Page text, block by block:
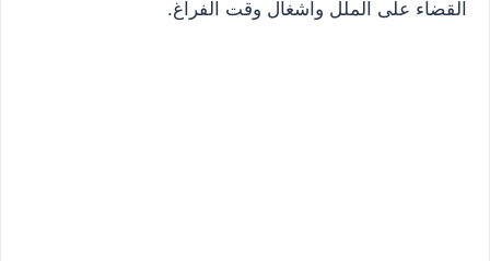
القضاء على الملل واشغال وقت الفراغ.